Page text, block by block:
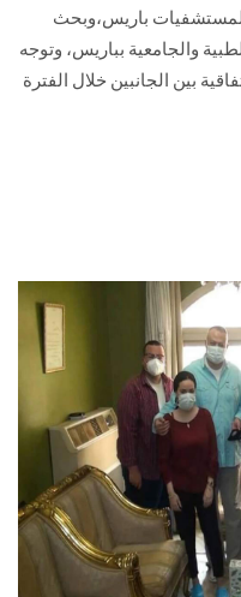
لمستشفيات باريس،وبحث
والجامعية بباريس، وتوجه
بين الجانبين خلال الفترة